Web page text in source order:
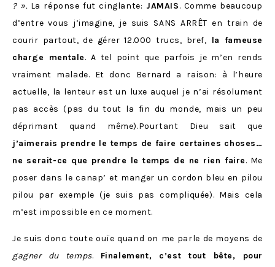
? ».La réponse fut cinglante: JAMAIS. Comme beaucoup
d’entre vous j’imagine, je suis SANS ARRÊT en train de
courir partout, de gérer 12.000 trucs, bref, la fameuse
charge mentale. A tel point que parfois je m’en rends
vraiment malade. Et donc Bernard a raison: à l’heure
actuelle, la lenteur est un luxe auquel je n’ai résolument
pas accès (pas du tout la fin du monde, mais un peu
déprimant quand même).Pourtant Dieu sait que
j’aimerais prendre le temps de faire certaines choses…
ne serait-ce que prendre le temps de ne rien faire. Me
poser dans le canap’ et manger un cordon bleu en pilou
pilou par exemple (je suis pas compliquée). Mais cela
m’est impossible en ce moment.
Je suis donc toute ouïe quand on me parle de moyens de
gagner du temps. Finalement, c’est tout bête, pour